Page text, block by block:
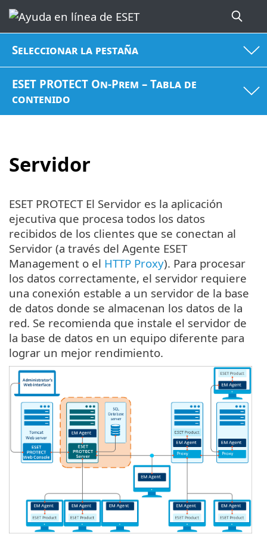
Seleccionar la pestaña
ESET PROTECT On-Prem – Tabla de
contenido
Servidor
ESET PROTECT El Servidor es la aplicación
ejecutiva que procesa todos los datos
recibidos de los clientes que se conectan al
Servidor (a través del Agente ESET
Management o el HTTP Proxy). Para procesar
los datos correctamente, el servidor requiere
una conexión estable a un servidor de la base
de datos donde se almacenan los datos de la
red. Se recomienda que instale el servidor de
la base de datos en un equipo diferente para
lograr un mejor rendimiento.